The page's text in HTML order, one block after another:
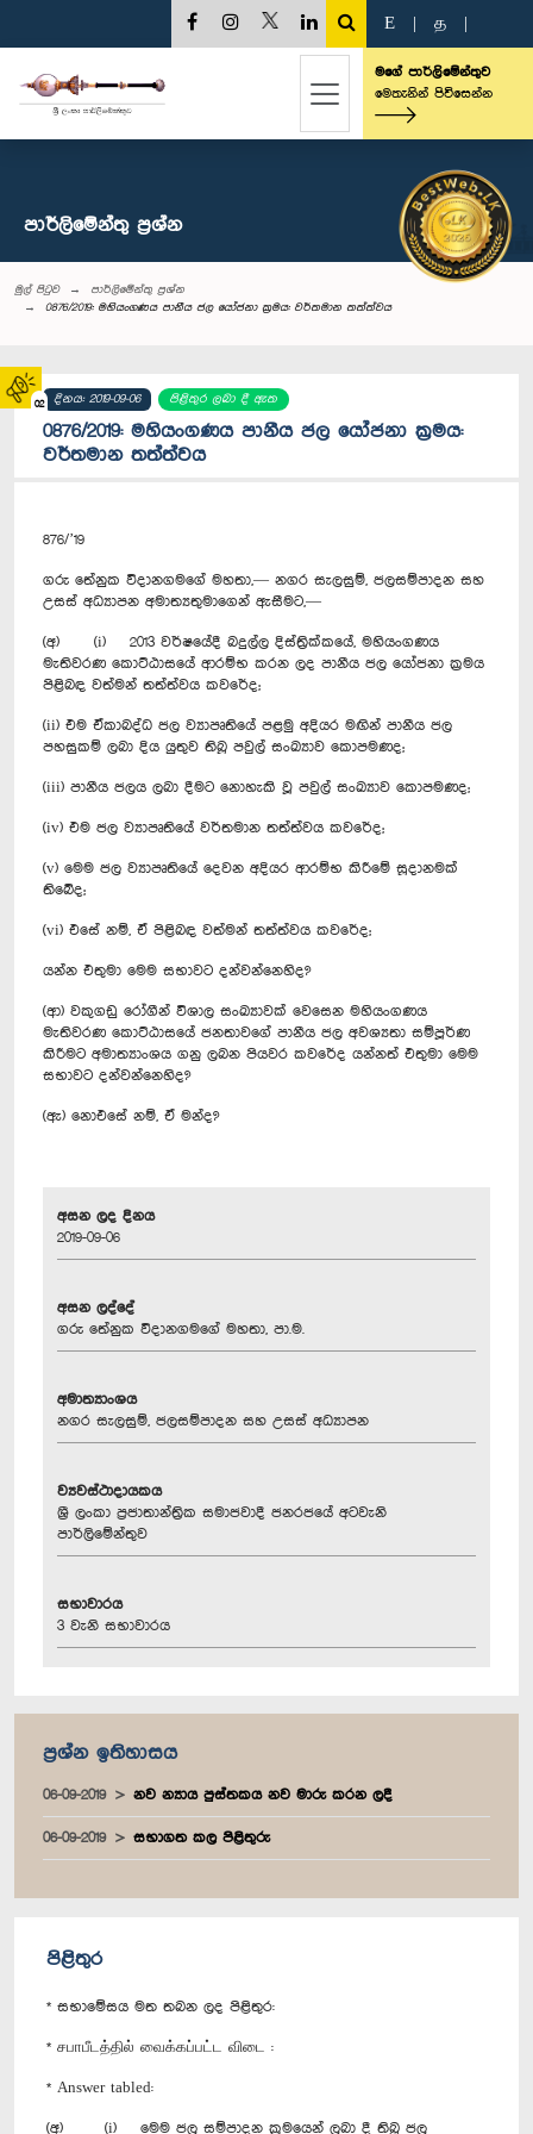
02
E த
මගේ පාර්ලිමේන්තුව
මෙතැනින් පිවිසෙන්න
පාර්ලි‌මේන්තු‌ ප්‍රශ්න
මුල් පිටුව
පාර්ලි‌මේන්තු‌ ප්‍රශ්න
0876/2019: මහියංගණය පානීය ජල යෝජනා ක්‍රමය: වර්තමාන තත්ත්වය
දිනය: 2019-09-06 පිළිතුර ලබා දී ඇත
0876/2019: මහියංගණය පානීය ජල යෝජනා ක්‍රමය:
වර්තමාන තත්ත්වය
876/’19
ගරු තේනුක විදානගමගේ මහතා,— නගර සැලසුම්, ජලසම්පාදන සහ
උසස් අධ්‍යාපන අමාත්‍යතුමාගෙන් ඇසීමට,—
(අ) (i) 2013 වර්ෂයේදී බදුල්ල දිස්ත්‍රික්කයේ, මහියංගණය
මැතිවරණ කොට්ඨාසයේ ආරම්භ කරන ලද පානීය ජල යෝජනා ක්‍රමය
පිළිබඳ වත්මන් තත්ත්වය කවරේද;
(ii) එම ඒකාබද්ධ ජල ව්‍යාපෘතියේ පළමු අදියර මඟින් පානීය ජල
පහසුකම් ලබා දිය යුතුව තිබූ පවුල් සංඛ්‍යාව කොපමණද;
(iii) පානීය ජලය ලබා දීමට නොහැකි වූ පවුල් සංඛ්‍යාව කොපමණද;
(iv) එම ජල ව්‍යාපෘතියේ වර්තමාන තත්ත්වය කවරේද;
(v) මෙම ජල ව්‍යාපෘතියේ දෙවන අදියර ආරම්භ කිරීමේ සූදානමක්
තිබේද;
(vi) එසේ නම්, ඒ පිළිබඳ වත්මන් තත්ත්වය කවරේද;
යන්න එතුමා මෙම සභාවට දන්වන්නෙහිද?
(ආ) වකුගඩු රෝගීන් විශාල සංඛ්‍යාවක් වෙසෙන මහියංගණය
මැතිවරණ කොට්ඨාසයේ ජනතාවගේ පානීය ජල අවශ්‍යතා සම්පූර්ණ
කිරීමට අමාත්‍යාංශය ගනු ලබන පියවර කවරේද යන්නත් එතුමා මෙම
සභාවට දන්වන්නෙහිද?
(ඇ) නොඑසේ නම්, ඒ මන්ද?
අසන ලද දිනය
2019-09-06
අසන ලද්දේ
ගරු තේනුක විදානගමගේ මහතා, පා.ම.
අමාත්‍යාංශය
නගර සැලසුම්, ජලසම්පාදන සහ උසස් අධ්‍යාපන
ව්‍යවස්ථාදායකය
ශ්‍රී ලංකා ප්‍රජාතාන්ත්‍රික සමාජවාදී ජනරජයේ අටවැනි
පාර්ලිමේන්තුව
සභාවාරය
3 වැනි සභාවාරය
ප්‍රශ්න ඉතිහාසය
06-09-2019 නව න්‍යාය පුස්තකය නව මාරු කරන ලදී
06-09-2019 සභාගත කල පිළිතුරු
පිළිතුර
* සභාමේසය මත තබන ලද පිළිතුර:
* சபாபீடத்தில் வைக்கப்பட்ட விடை :
* Answer tabled:
(අ) (i) මෙම ජල සම්පාදන ක්‍රමයෙන් ලබා දී තිබූ ජල